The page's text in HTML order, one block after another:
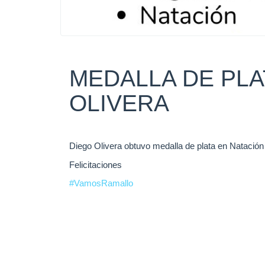
MEDALLA DE
OLIVERA
Diego Olivera obtuvo medalla de plata en
Felicitaciones
#VamosRamallo